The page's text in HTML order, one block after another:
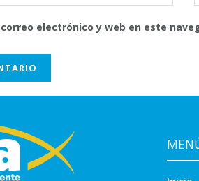
electrónico y web en este